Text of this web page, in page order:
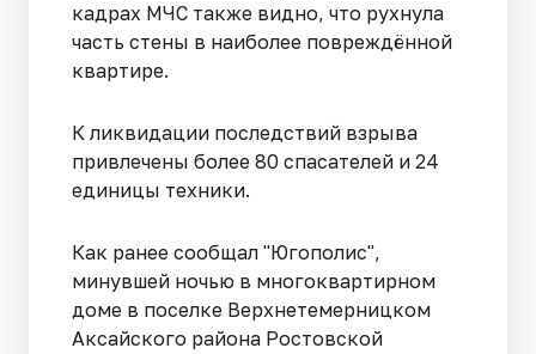
кадрах МЧС также видно, что рухнула
часть стены в наиболее повреждённой
квартире.
К ликвидации последствий взрыва
привлечены более 80 спасателей и 24
единицы техники.
Как ранее сообщал "Югополис",
минувшей ночью в многоквартирном
доме в поселке Верхнетемерницком
Аксайского района Ростовской